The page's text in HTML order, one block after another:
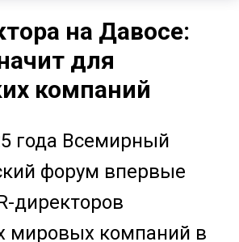
на Давосе:
для
компаний
года Всемирный
форум впервые
директоров
мировых компаний в